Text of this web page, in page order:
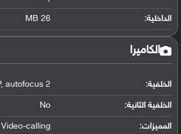
الداخلية: 26 MB
الكاميرا
الخلفية: 2 MP
, autofocus
الخلفية الثانية: No
المميزات: Video-calling